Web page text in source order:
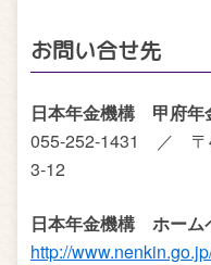
お問い合せ先
日本年金機構 甲府年
055-252-1431 ／ 〒
3-12
日本年金機構 ホーム
http://